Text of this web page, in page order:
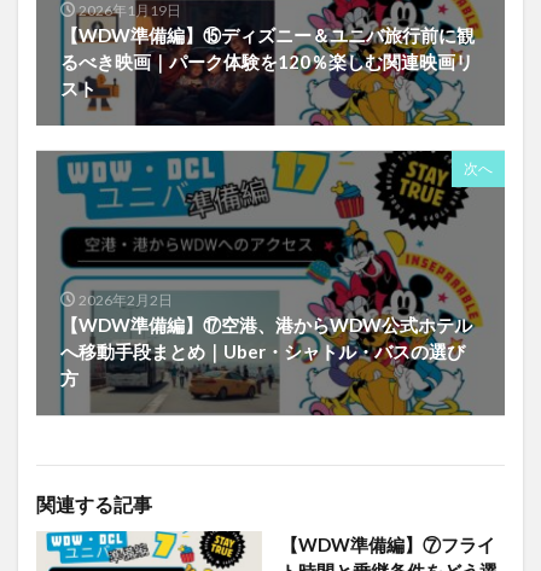
2026年1月19日
【WDW準備編】⑮ディズニー＆ユニバ旅行前に観
るべき映画｜パーク体験を120％楽しむ関連映画リ
スト
次へ
2026年2月2日
【WDW準備編】⑰空港、港からWDW公式ホテル
へ移動手段まとめ｜Uber・シャトル・バスの選び
方
関連する記事
【WDW準備編】⑦フライ